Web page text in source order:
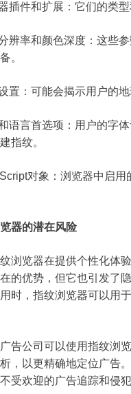
件和扩展：它们的类型
率和颜色深度：这些参
。
：可能会揭示用户的地
言首选项：用户的字体
指纹。
对象：浏览器中启用
器的潜在风险
览器在提供个性化体验
的优势，但它也引发了
时，指纹浏览器可以用
公司可以使用指纹浏览
，以更精确地定位广告
受欢迎的广告追踪和侵犯